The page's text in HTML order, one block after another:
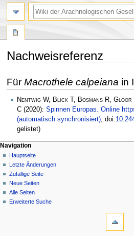
Nachweisreferenz
Navigation
springen
Suche
springen
Für Macrothele calpeiana in
Nentwig W, Blick T, Bosmans R,
C (2020): Spinnen Europas. Online
(automatisch synchronisiert), doi:
gelistet)
Navigation
Hauptseite
Letzte Änderungen
Zufällige Seite
Neue Seiten
Alle Seiten
Erweiterte Suche